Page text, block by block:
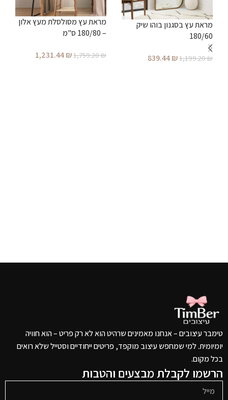
מראת עץ בסגנון בוהו שיק
180/60
1,199.20₪
839.44₪
מראת עץ מסולסלת מעץ אלון
– 180/80 ס"מ
1,759.20₪
1,231.44₪
טימבר עיצובים – אנחנו מאמינים שרהיט הוא לא רק פריט – הוא חוויה
יומיומית. למי שמחפש עיצוב מוקפד, פריטים ייחודיים וסטייל שלא רואים
בכל מקום.
הרשמו לקבלת מבצעים והטבות